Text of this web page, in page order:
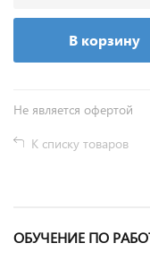
В корзину
Не является офертой
К списку товаров
ОБУЧЕНИЕ ПО